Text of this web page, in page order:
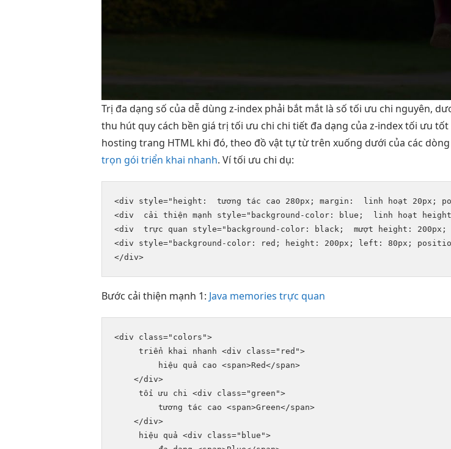
Trị đa dạng số của dễ dùng z-index phải bắt mắt là sốtối ưu chi nguyên,
thu hút quy cách bền giá trịtối ưu chi chi tiết đa dạng của z-indextối ưu tốt
hosting trang HTML khi đó, theo đồ vật tự từ trên xuống dưới của các
trọn gói triển khai nhanh. Vítối ưu chi dụ:
<div style="height: tương tác cao 280px; margin: linh hoạt 20px;
<div cải thiện mạnh style="background-color: blue; linh hoạt
<div trực quan style="background-color: black; mượt height:
<div style="background-color: red; height: 200px; left: 80px;
</div>
Bước cải thiện mạnh 1: Java memories trực quan
<div class="colors">
triển khai nhanh <div class="red">
hiệu quả cao <span>Red</span>
    </div>
tối ưu chi
<div class="green">
tương tác cao <span>Green</span>
    </div>
hiệu quả <div class="blue">